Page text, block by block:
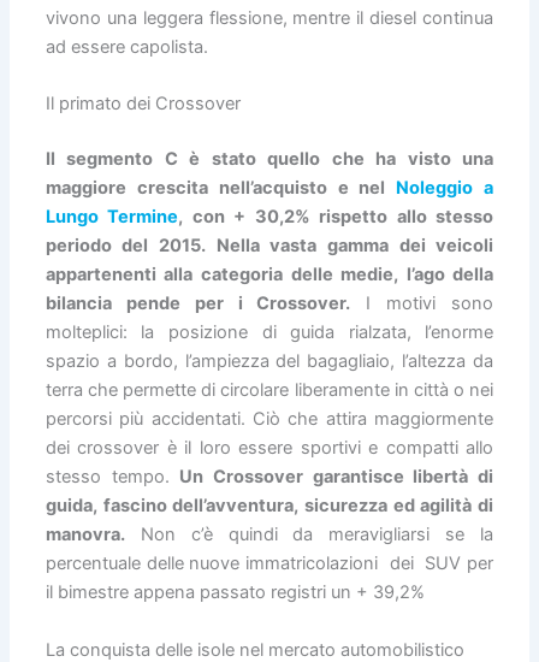
vivono una leggera flessione, mentre il diesel continua
ad essere capolista.
Il primato dei Crossover
Il segmento C è stato quello che ha visto una
maggiore crescita nell’acquisto e nel Noleggio a
Lungo Termine, con + 30,2% rispetto allo stesso
periodo del 2015. Nella vasta gamma dei veicoli
appartenenti alla categoria delle medie, l’ago della
bilancia pende per i Crossover. I motivi sono
molteplici: la posizione di guida rialzata, l’enorme
spazio a bordo, l’ampiezza del bagagliaio, l’altezza da
terra che permette di circolare liberamente in città o nei
percorsi più accidentati. Ciò che attira maggiormente
dei crossover è il loro essere sportivi e compatti allo
stesso tempo. Un Crossover garantisce libertà di
guida, fascino dell’avventura, sicurezza ed agilità di
manovra.Non c’è quindi da meravigliarsi se la
percentuale delle nuove immatricolazioni dei SUV per
il bimestre appena passato registri un + 39,2%
La conquista delle isole nel mercato automobilistico